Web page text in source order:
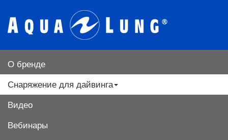
О бренде
Снаряжение для дайвинга
Видео
Вебинары